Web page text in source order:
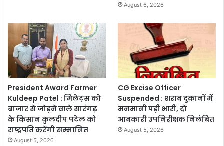
August 6, 2026
President Award Farmer
Kuldeep Patel : मिलेट्स को
बाजार से जोड़ने वाले सारंगढ़
के किसान कुलदीप पटेल को
राष्ट्रपति करेंगी सम्मानित
August 5, 2026
CG Excise Officer
Suspended : शराब दुकानों में
मनमानी पड़ी भारी, दो
आबकारी उपनिरीक्षक निलंबित
August 5, 2026